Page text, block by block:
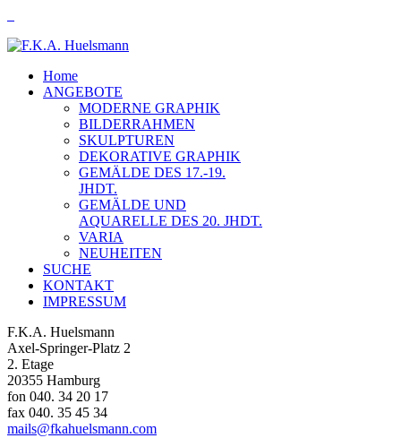
Home
ANGEBOTE
MODERNE GRAPHIK
BILDERRAHMEN
SKULPTUREN
DEKORATIVE GRAPHIK
GEMÄLDE DES 17.-19.
JHDT.
GEMÄLDE UND
AQUARELLE DES 20. JHDT.
VARIA
NEUHEITEN
SUCHE
KONTAKT
IMPRESSUM
F.K.A. Huelsmann
Axel-Springer-Platz 2
2. Etage
20355 Hamburg
fon 040. 34 20 17
fax 040. 35 45 34
mails@fkahuelsmann.com